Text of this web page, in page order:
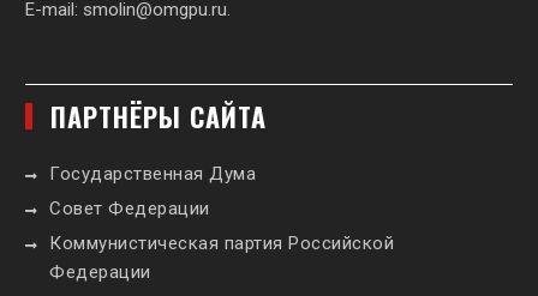
E-mail: smolin@omgpu.ru.
ПАРТНЁРЫ САЙТА
Государственная Дума
Совет Федерации
Коммунистическая партия Российской
Федерации